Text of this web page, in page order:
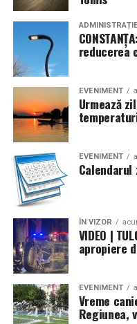
reducerea
EVENIMENT
Urmează
EVENIMENT
ÎN VIZOR
VIDEO |
apropiere
EVENIMENT
Vreme
Regiunea,